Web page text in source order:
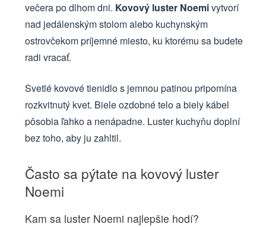
večera po dlhom dni. Kovový luster Noemivytvorí
nad jedálenským stolom alebo kuchynským
ostrovčekom príjemné miesto, ku ktorému sa budete
radi vracať.
Svetlé kovové tienidlo s jemnou patinou pripomína
rozkvitnutý kvet. Biele ozdobné telo a biely kábel
pôsobia ľahko a nenápadne. Luster kuchyňu doplní
bez toho, aby ju zahltil.
Často sa pýtate na kovový luster
Noemi
Kam sa luster Noemi najlepšie hodí?